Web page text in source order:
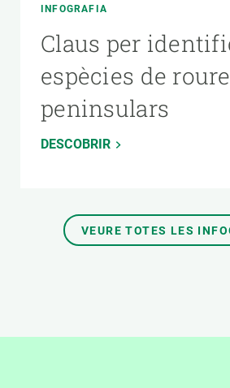
INFOGRAFIA
Claus per
espècies de
peninsulars
DESCOBRIR
VEURE TOTES LES